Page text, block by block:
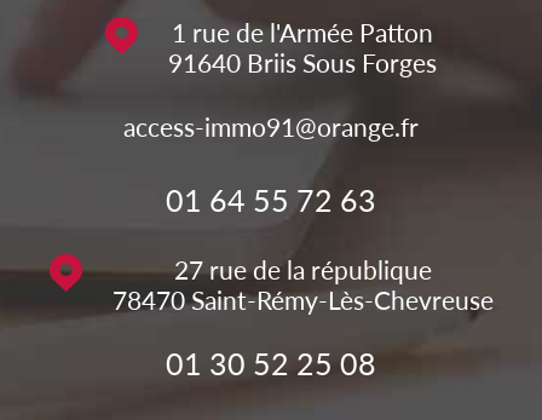
1 rue de l'Armée Patton
91640 Briis Sous Forges
access-immo91@orange.fr
01 64 55 72 63
27 rue de la république
78470 Saint-Rémy-Lès-Chevreuse
01 30 52 25 08